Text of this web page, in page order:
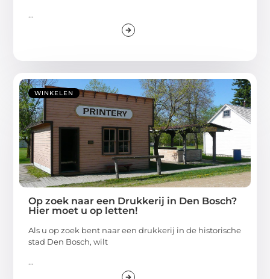
...
WINKELEN
Op zoek naar een Drukkerij in Den Bosch?
Hier moet u op letten!
Als u op zoek bent naar een drukkerij in de historische
stad Den Bosch, wilt
...